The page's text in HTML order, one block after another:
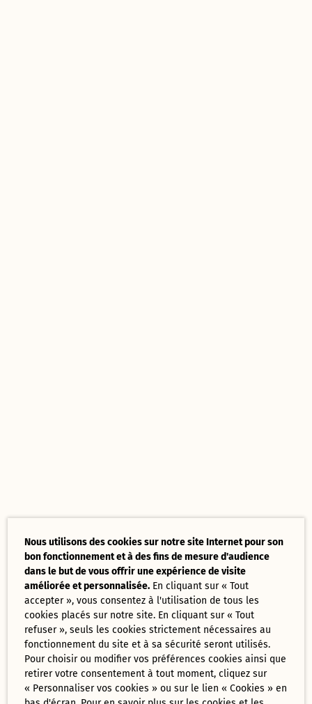
Nous utilisons des cookies sur notre site Internet pour son
bon fonctionnement et à des fins de mesure d'audience
dans le but de vous offrir une expérience de visite
améliorée et personnalisée. En cliquant sur « Tout
accepter », vous consentez à l'utilisation de tous les
cookies placés sur notre site. En cliquant sur « Tout
refuser », seuls les cookies strictement nécessaires au
fonctionnement du site et à sa sécurité seront utilisés.
Pour choisir ou modifier vos préférences cookies ainsi que
retirer votre consentement à tout moment, cliquez sur
« Personnaliser vos cookies » ou sur le lien « Cookies » en